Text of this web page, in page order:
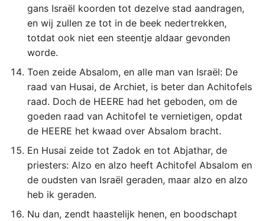
gans Israël koorden tot dezelve stad aandragen,
en wij zullen ze tot in de beek nedertrekken,
totdat ook niet een steentje aldaar gevonden
worde.
Toen zeide Absalom, en alle man van Israël: De
raad van Husai, de Archiet, is beter dan Achitofels
raad. Doch de HEERE had het geboden, om de
goeden raad van Achitofel te vernietigen, opdat
de HEERE het kwaad over Absalom bracht.
En Husai zeide tot Zadok en tot Abjathar, de
priesters: Alzo en alzo heeft Achitofel Absalom en
de oudsten van Israël geraden, maar alzo en alzo
heb ik geraden.
Nu dan, zendt haastelijk henen, en boodschapt